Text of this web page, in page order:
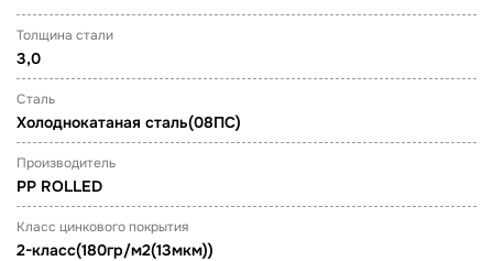
Толщина стали
3,0
Сталь
Холоднокатаная сталь(08ПС)
Производитель
PP ROLLED
Класс цинкового покрытия
2-класс(180гр/м2(13мкм))